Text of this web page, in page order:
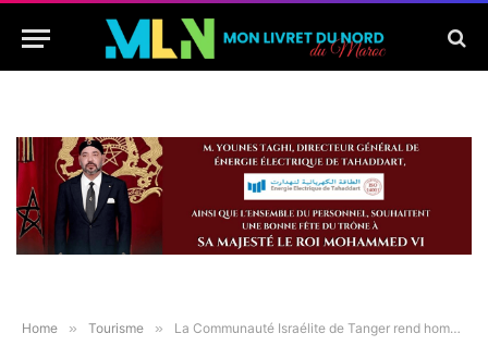
Home » Tourisme » La Communauté Israélite de Tanger rend hommage à Simon Shemaya Cohen, ancien directeur de l’hôtel Rif après son décès